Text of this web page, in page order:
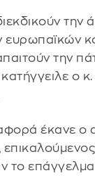
απαιτούν την
ο κ.
έκανε
το